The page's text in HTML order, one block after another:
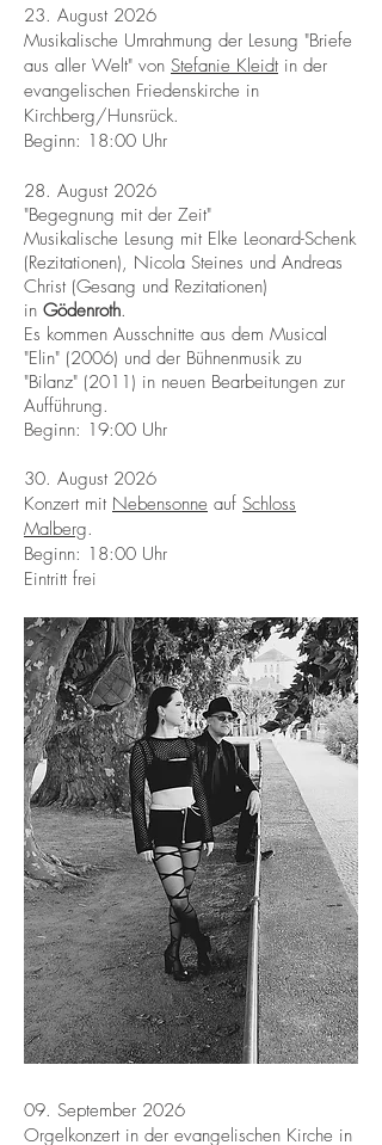
23. August 2026
Musikalische Umrahmung der Lesung "Briefe
aus aller Welt" von Stefanie Kleidt in der
evangelischen Friedenskirche in
Kirchberg/Hunsrück.
Beginn: 18:00 Uhr
28. August 2026
"Begegnung mit der Zeit"
Musikalische Lesung mit Elke Leonard-Schenk
(Rezitationen), Nicola Steines und Andreas
Christ (Gesang und Rezitationen)
in Gödenroth.
Es kommen Ausschnitte aus dem Musical
"Elin" (2006) und der Bühnenmusik zu
"Bilanz" (2011) in neuen Bearbeitungen zur
Aufführung.
Beginn: 19:00 Uhr
30. August 2026
Konzert mit Nebensonne auf Schloss
Malberg.
Beginn: 18:00 Uhr
Eintritt frei
09. September 2026
Orgelkonzert in der evangelischen Kirche in